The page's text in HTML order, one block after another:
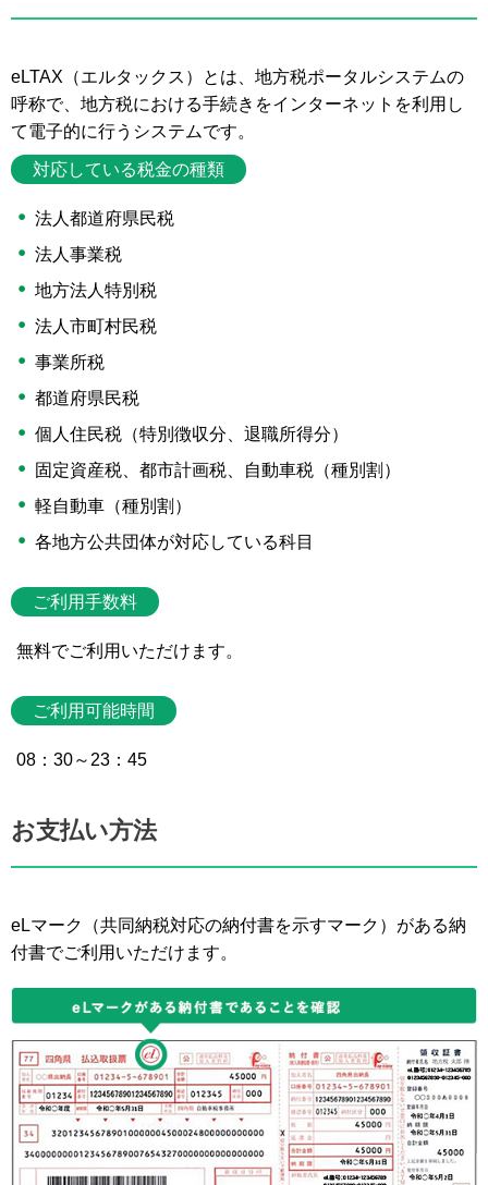
eLTAX（エルタックス）とは、地方税ポータルシステムの
呼称で、地方税における手続きをインターネットを利用し
て電子的に行うシステムです。
対応している税金の種類
法人都道府県民税
法人事業税
地方法人特別税
法人市町村民税
事業所税
都道府県民税
個人住民税（特別徴収分、退職所得分）
固定資産税、都市計画税、自動車税（種別割）
軽自動車（種別割）
各地方公共団体が対応している科目
ご利用手数料
無料でご利用いただけます。
ご利用可能時間
08：30～23：45
お支払い方法
eLマーク（共同納税対応の納付書を示すマーク）がある納
付書でご利用いただけます。